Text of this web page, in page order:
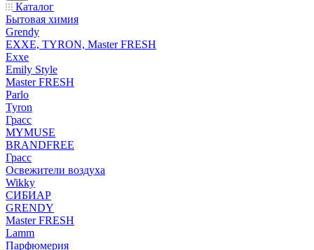
Каталог
Бытовая химия
Grendy
EXXE, TYRON, Master FRESH
Exxe
Emily Style
Master FRESH
Parlo
Tyron
Грасс
MYMUSE
BRANDFREE
Грасс
Освежители воздуха
Wikky
СИБИАР
GRENDY
Master FRESH
Lamm
Парфюмерия